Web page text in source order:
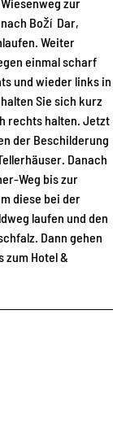
Boží Dar,
Weiter
einmal scharf
und wieder links in
Sie sich kurz
rechts halten. Jetzt
der Beschilderung
Danach
Weg bis zur
diese bei der
laufen und den
Dann gehen
zum Hotel &